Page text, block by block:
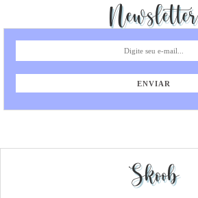
Newsletter
Skoob